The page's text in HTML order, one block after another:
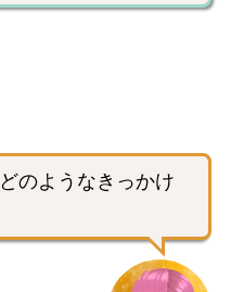
のようなきっかけ